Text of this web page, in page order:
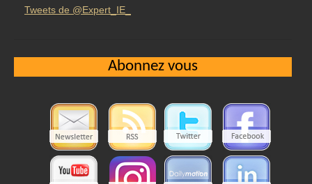
Tweets de @Expert_IE_
Abonnez vous